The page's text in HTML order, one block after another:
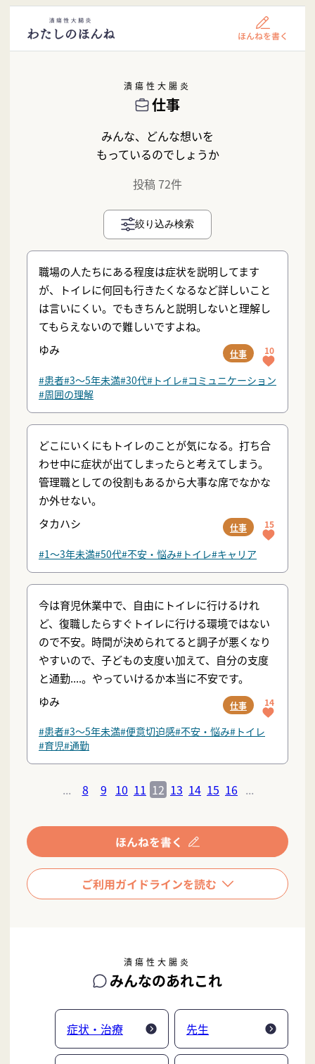
潰瘍性大腸炎
仕事
みんな、どんな想いを
もっているのでしょうか
投稿 72件
絞り込み検索
職場の人たちにある程度は症状を説明してます
が、トイレに何回も行きたくなるなど詳しいこと
は言いにくい。でもきちんと説明しないと理解し
てもらえないので難しいですよね。
ゆみ
仕事 10
#患者#3〜5年未満#30代#トイレ#コミュニケーション
#周囲の理解
どこにいくにもトイレのことが気になる。打ち合
わせ中に症状が出てしまったらと考えてしまう。
管理職としての役割もあるから大事な席でなかな
か外せない。
タカハシ
仕事 15
#1〜3年未満#50代#不安・悩み#トイレ#キャリア
今は育児休業中で、自由にトイレに行けるけれ
ど、復職したらすぐトイレに行ける環境ではない
ので不安。時間が決められてると調子が悪くなり
やすいので、子どもの支度い加えて、自分の支度
と通勤....。やっていけるか本当に不安です。
ゆみ
仕事 14
#患者#3〜5年未満#便意切迫感#不安・悩み#トイレ
#育児#通勤
... 8 9 10 11 12 13 14 15 16 ...
潰瘍性大腸炎
みんなのあれこれ
症状・治療 先生